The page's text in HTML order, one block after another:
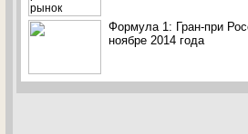
Формула 1: Гран-при
ноябре 2014 года